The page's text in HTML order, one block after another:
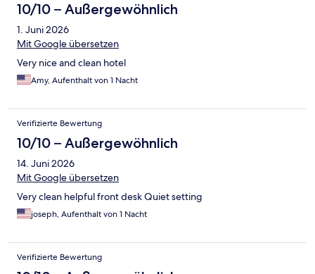
10/10 – Außergewöhnlich
1. Juni 2026
Mit Google übersetzen
Very nice and clean hotel
Amy, Aufenthalt von 1 Nacht
Verifizierte Bewertung
10/10 – Außergewöhnlich
14. Juni 2026
Mit Google übersetzen
Very clean helpful front desk Quiet setting
joseph, Aufenthalt von 1 Nacht
Verifizierte Bewertung